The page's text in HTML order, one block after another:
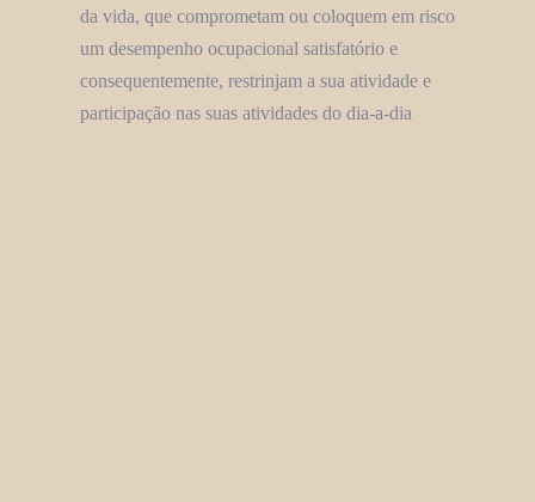
da vida, que comprometam ou coloquem em risco
um desempenho ocupacional satisfatório e
consequentemente, restrinjam a sua atividade e
participação nas suas atividades do dia-a-dia